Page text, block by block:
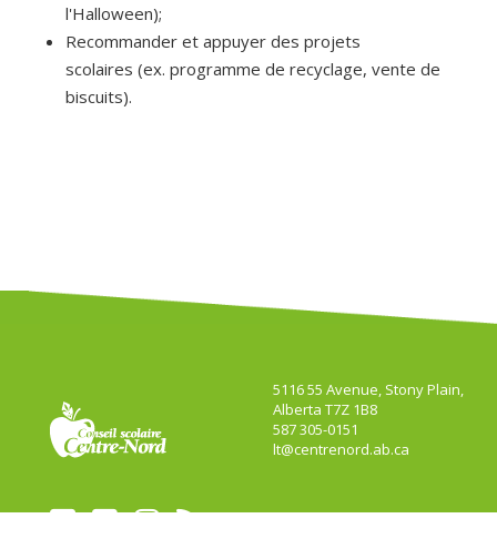
l'Halloween);
Recommander et appuyer des projets
scolaires (ex. programme de recyclage, vente de
biscuits).
5116 55 Avenue, Stony Plain,
Alberta T7Z 1B8
587 305-0151
lt@centrenord.ab.ca